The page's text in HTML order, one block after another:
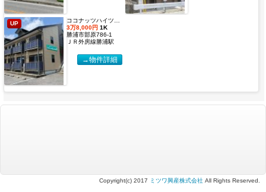
UP
ココナッツハイツ６【2027年度国際武道大学生 入居申込受付開始しました！】
3万8,000円 1K
勝浦市部原786-1
ＪＲ外房線勝浦駅
→物件詳細
Copyright(c) 2017 ミツワ興産株式会社 All Rights Reserved.